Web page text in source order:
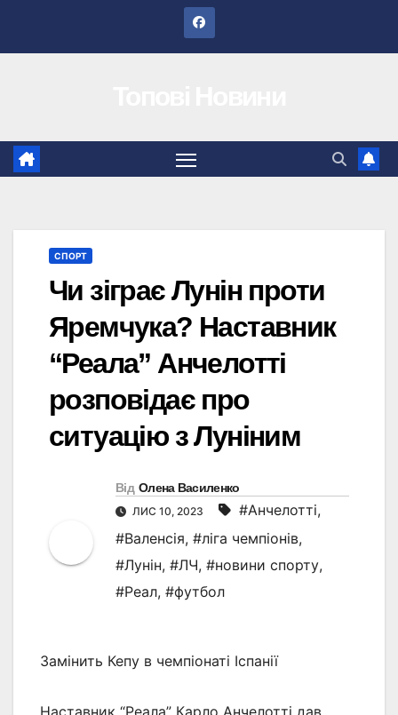
СПОРТ
Чи зіграє Лунін проти
Яремчука? Наставник
“Реала” Анчелотті
розповідає про
ситуацію з Луніним
Від Олена Василенко
ЛИС 10, 2023 #Анчелотті,
#Валенсія, #ліга чемпіонів,
#Лунін, #ЛЧ, #новини спорту,
#Реал, #футбол
Замінить Кепу в чемпіонаті Іспанії